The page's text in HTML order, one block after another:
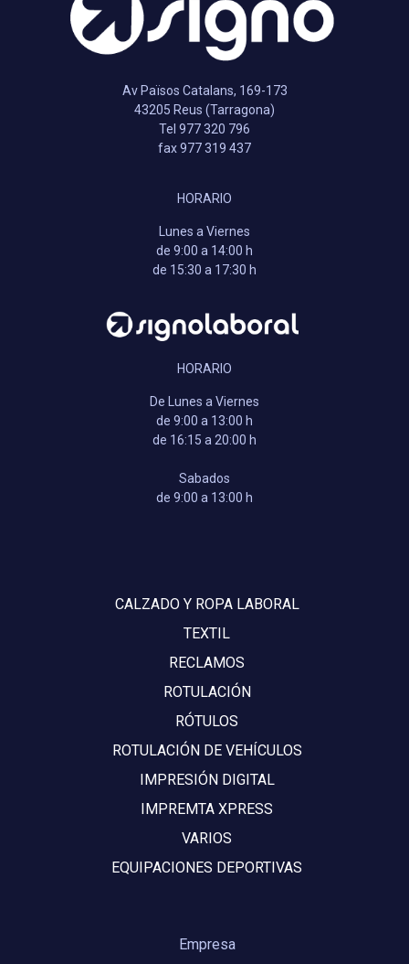
Av Països Catalans, 169-173
43205 Reus (Tarragona)
Tel 977 320 796
fax 977 319 437
HORARIO
Lunes a Viernes
de 9:00 a 14:00 h
de 15:30 a 17:30 h
HORARIO
De Lunes a Viernes
de 9:00 a 13:00 h
de 16:15 a 20:00 h
Sabados
de 9:00 a 13:00 h
CALZADO Y ROPA LABORAL
TEXTIL
RECLAMOS
ROTULACIÓN
RÓTULOS
ROTULACIÓN DE VEHÍCULOS
IMPRESIÓN DIGITAL
IMPREMTA XPRESS
VARIOS
EQUIPACIONES DEPORTIVAS
Empresa